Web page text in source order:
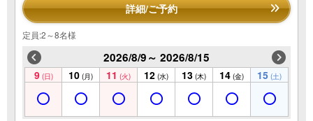
詳細/ご予約
定員:2～8名様
2026/8/9～ 2026/8/15
9 (日) 10 (月) 11 (火) 12 (水) 13 (木) 14 (金) 15 (土)